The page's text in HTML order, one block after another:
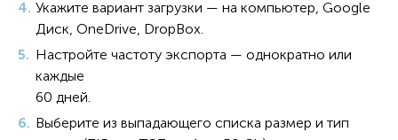
Укажите вариант загрузки — на компьютер, Google
Диск, OneDrive, DropBox.
Настройте частоту экспорта — однократно или
каждые
60 дней.
Выберите из выпадающего списка размер и тип